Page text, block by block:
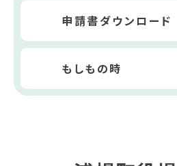
申請書ダウンロード
もしもの時